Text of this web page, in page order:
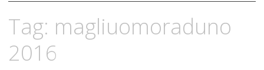
content
Tag: magliuomoraduno
2016